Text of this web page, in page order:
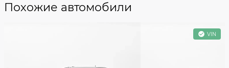
Похожие автомобили
VIN